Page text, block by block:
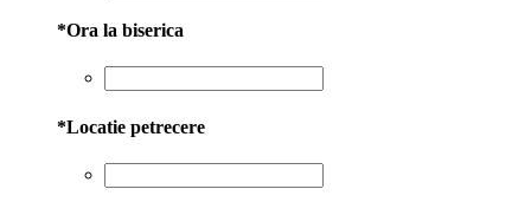
*Ora la biserica
*Locatie petrecere